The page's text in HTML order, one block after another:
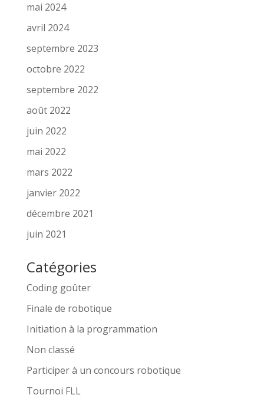
mai 2024
avril 2024
septembre 2023
octobre 2022
septembre 2022
août 2022
juin 2022
mai 2022
mars 2022
janvier 2022
décembre 2021
juin 2021
Catégories
Coding goûter
Finale de robotique
Initiation à la programmation
Non classé
Participer à un concours robotique
Tournoi FLL